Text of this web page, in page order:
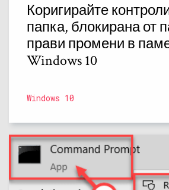
Коригирайте
папка, блокирана от
прави промени в
Windows 10
Windows 10